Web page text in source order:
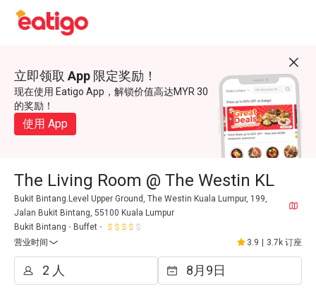
立即领取 App 限定奖励！
现在使用 Eatigo App，解锁价值高达MYR 30
的奖励！
使用 App
The Living Room @ The Westin KL
Bukit Bintang.Level Upper Ground, The Westin Kuala Lumpur, 199,
Jalan Bukit Bintang, 55100 Kuala Lumpur
Bukit Bintang
Buffet
营业时间
3.9 3.7k 订座